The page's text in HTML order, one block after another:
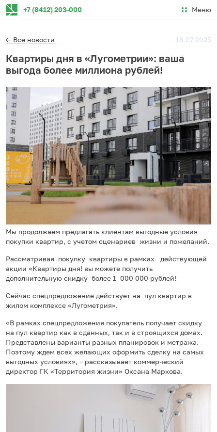
+7 (8412) 203-000 Меню
← Все новости 18.07.2025
Квартиры дня в «Лугометрии»: ваша
выгода более миллиона рублей!
Мы продолжаем предлагать клиентам выгодные условия
покупки квартир, с учетом сценариев жизни и пожеланий.
Рассматривая покупку квартиры в рамках действующей
акции «Квартиры дня! вы можете получить
дополнительную скидку более 1 000 000 рублей!
Сейчас спецпредложение действует на пул квартир в
жилом комплексе «Лугометрия».
«В рамках спецпредложения покупатель получает скидку
на пул квартир как в сданных, так и в строящихся домах.
Представлены варианты разных планировок и метража.
Поэтому ждем всех желающих оформить сделку на самых
выгодных условиях», – рассказывает коммерческий
директор ГК «Территория жизни» Оксана Маркова.